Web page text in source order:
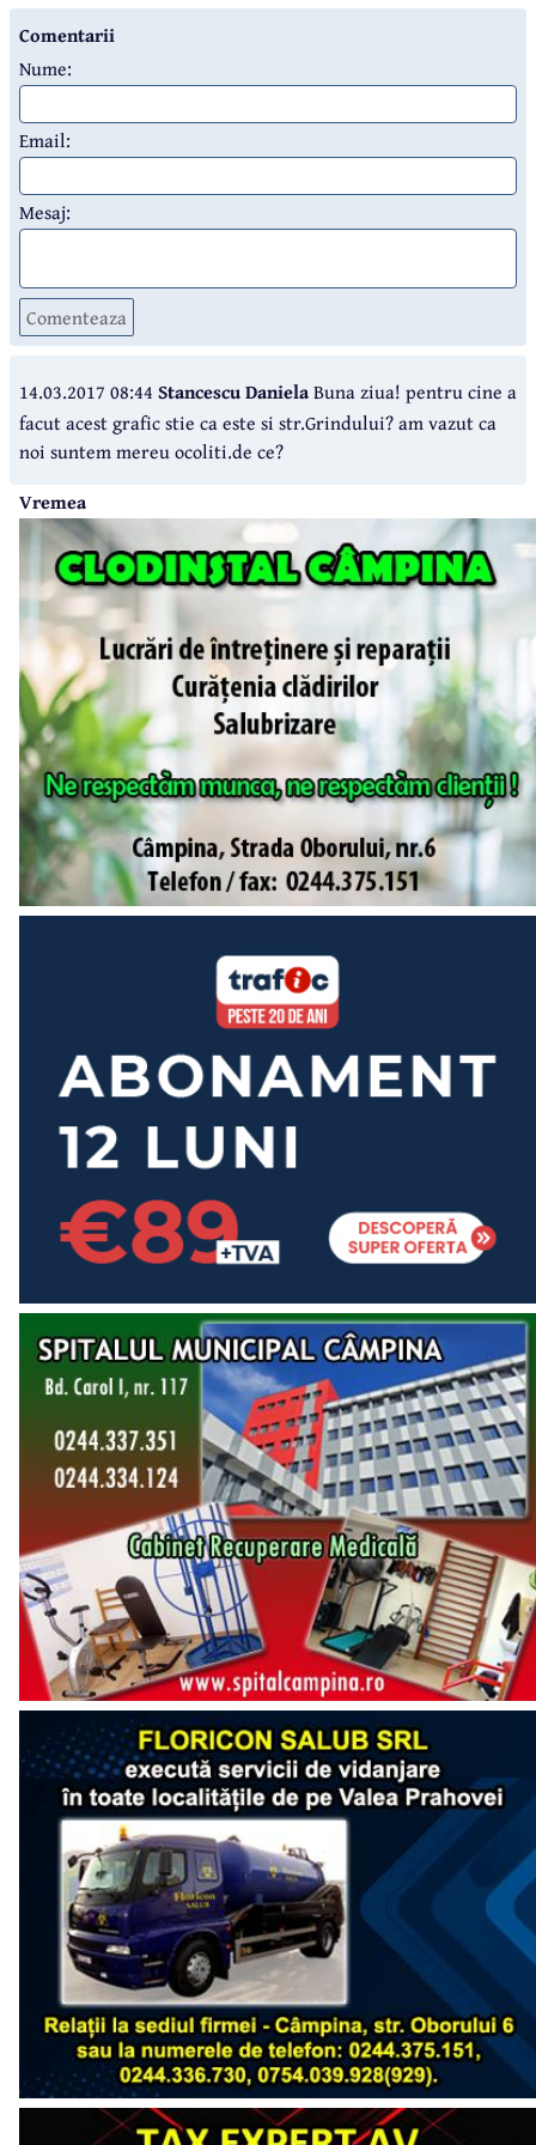
Comentarii
Nume:
Email:
Mesaj:
Comenteaza
14.03.2017 08:44 Stancescu DanielaBuna ziua! pentru cine a
facut acest grafic stie ca este si str.Grindului? am vazut ca
noi suntem mereu ocoliti.de ce?
Vremea